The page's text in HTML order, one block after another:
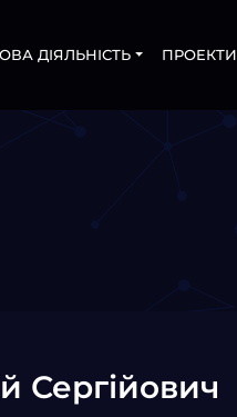
ДІЯЛЬНІСТЬ ПРОЕКТИ
Сергійович